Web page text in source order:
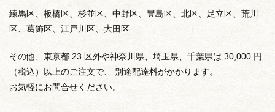
練馬区、板橋区、杉並区、中野区、豊島区、北区、足立区、荒川
区、葛飾区、江戸川区、大田区
その他、東京都 23 区外や神奈川県、埼玉県、千葉県は 30,000 円
（税込）以上のご注文で、 別途配達料がかかります。
お気軽にお問合せください。